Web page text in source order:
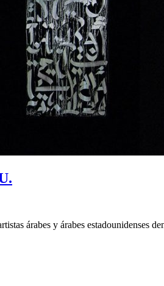
árabes y árabes estadounidenses